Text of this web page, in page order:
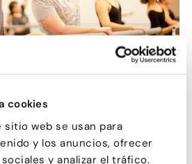
cookies
sitio web se usan para
y los anuncios, ofrecer
y analizar el tráfico.